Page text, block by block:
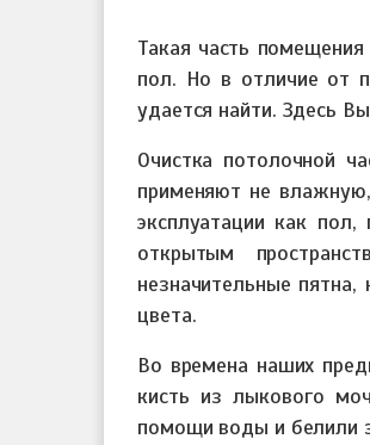
Такая часть
пол. Но в отличие от
удается найти. Здесь
Очистка потолочной
применяют не
эксплуатации как
открытым
незначительные
цвета.
Во времена наших
кисть из лыкового
помощи воды и белили